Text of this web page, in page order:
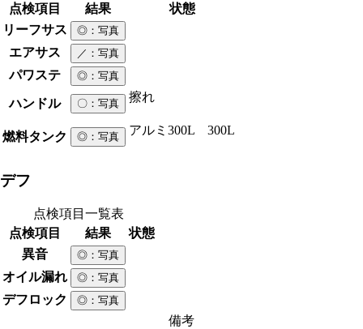
点検項目
結果
状態
リーフサス
◎ ：写真
エアサス ／ ：写真
パワステ ◎ ：写真
ハンドル 〇 ：写真 擦れ
燃料タンク ◎ ：写真 アルミ 300L 300L
デフ
点検項目一覧表
点検項目
結果
状態
異音
◎ ：写真
オイル漏れ ◎ ：写真
デフロック ◎ ：写真
備考